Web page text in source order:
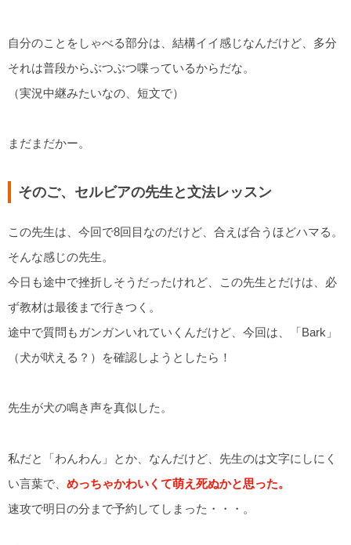
自分のことをしゃべる部分は、結構イイ感じなんだけど、多分
それは普段からぶつぶつ喋っているからだな。
（実況中継みたいなの、短文で）
まだまだかー。
そのご、セルビアの先生と文法レッスン
この先生は、今回で8回目なのだけど、合えば合うほどハマる。
そんな感じの先生。
今日も途中で挫折しそうだったけれど、この先生とだけは、必
ず教材は最後まで行きつく。
途中で質問もガンガンいれていくんだけど、今回は、「Bark」
（犬が吠える？）を確認しようとしたら！
先生が犬の鳴き声を真似した。
私だと「わんわん」とか、なんだけど、先生のは文字にしにく
い言葉で、 めっちゃかわいくて萌え死ぬかと思った。
速攻で明日の分まで予約してしまった・・・。